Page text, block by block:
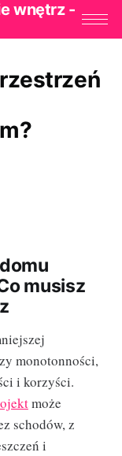
wnętrz -
musisz
monotonności,
i korzyści.
może
schodów, z
i